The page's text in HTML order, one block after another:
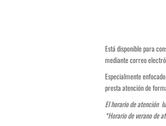
Está disponible para
mediante correo
Especialmente
presta atención de
El horario de atención
*Horario de verano de